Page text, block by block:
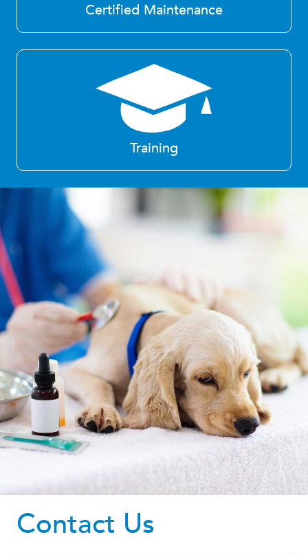
Certified Maintenance
Training
Contact Us